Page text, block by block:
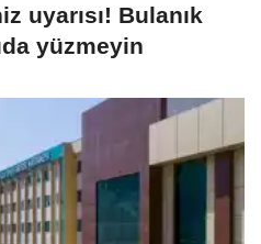
uyarısı! Bulanık
yüzmeyin